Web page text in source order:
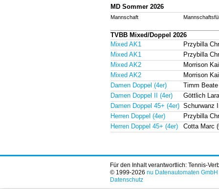
MD Sommer 2026
Mannschaft
TVBB Mixed/Doppel 2026
Mixed AK1
Przybilla
Mixed AK1
Przybilla
Mixed AK2
Morrison
Mixed AK2
Morrison
Damen Doppel (4er)
Timm
Damen Doppel II (4er)
Göttlich
Damen Doppel 45+ (4er) Schurwanz
Herren Doppel (4er)
Przybilla
Herren Doppel 45+ (4er)
Cotta Marc
Für den Inhalt verantwortlich: Tennis-
© 1999-2026 nu Datenautomaten
Datenschutz